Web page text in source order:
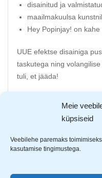
Meie
küpsiseid
Veebilehe paremaks
kasutamise tingimustega.
disainitud ja
maailmakuulsa
Hey Popinjay! on
UUE efektse disainiga
taskutega ning
tuli, et jääda!
GOTS orgaanilisest
hüpoallergiline ja kestab
ÖKO-TEX märgis